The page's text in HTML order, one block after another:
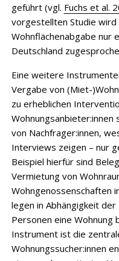
geführt (vgl. Fuchs et al.
vorgestellten Studie
Wohnflächenabgabe nur
Deutschland
Eine weitere
Vergabe von (Miet-
zu erheblichen
Wohnungsanbieter:innen
von Nachfrager:innen,
Interviews zeigen – nur
Beispiel hierfür sind
Vermietung von
Wohngenossenschaften
legen in Abhängigkeit
Personen eine Wohnung
Instrument ist die
Wohnungssucher:innen